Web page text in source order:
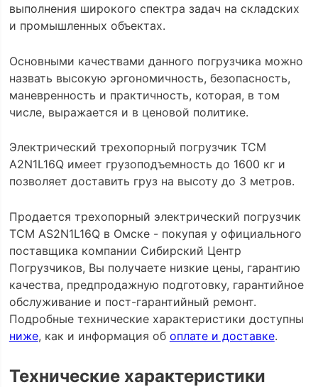
выполнения широкого спектра задач на складских
и промышленных объектах.
Основными качествами данного погрузчика можно
назвать высокую эргономичность, безопасность,
маневренность и практичность, которая, в том
числе, выражается и в ценовой политике.
Электрический трехопорный погрузчик TCM
A2N1L16Q имеет грузоподъемность до 1600 кг и
позволяет доставить груз на высоту до 3 метров.
Продается трехопорный электрический погрузчик
TCM AS2N1L16Q в Омске - покупая у официального
поставщика компании Сибирский Центр
Погрузчиков, Вы получаете низкие цены, гарантию
качества, предпродажную подготовку, гарантийное
обслуживание и пост-гарантийный ремонт.
Подробные технические характеристики доступны
ниже, как и информация об оплате и доставке.
Технические характеристики